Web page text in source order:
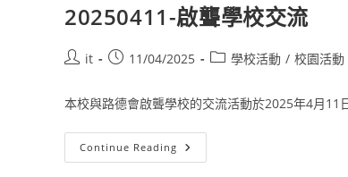
20250411-啟聾學校交流
it 11/04/2025 學校活動 / 校園活動
本校與路德會啟聾學校的交流活動於2025年4月11
Continue Reading